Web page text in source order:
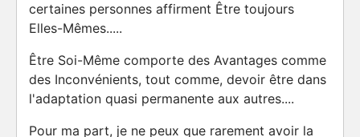
certaines personnes affirment Être toujours
Elles-Mêmes.....
Être Soi-Même comporte des Avantages comme
des Inconvénients, tout comme, devoir être dans
l'adaptation quasi permanente aux autres....
Pour ma part, je ne peux que rarement avoir la